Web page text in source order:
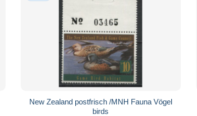
New Zealand postfrisch /MNH Fauna Vögel
birds